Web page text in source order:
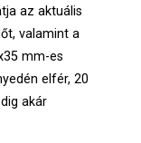
az aktuális
valamint a
mm-es
elfér, 20
akár